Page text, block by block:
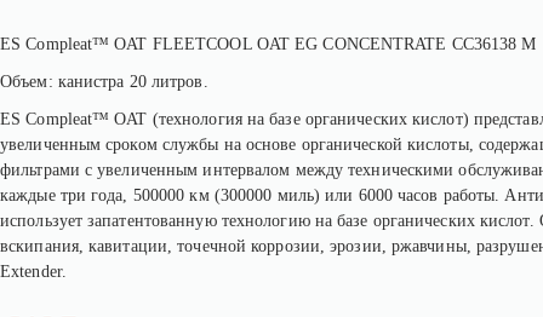
ES Compleat™ OAT FLEETCOOL OAT EG CONCENTRATE CC36138 M
Объем: канистра 20 литров.
ES Compleat™ OAT (технология на базе органических кислот)
увеличенным сроком службы на основе органической кислоты,
фильтрами с увеличенным интервалом между техническими
каждые три года, 500000 км (300000 миль) или 6000 часов работы.
использует запатентованную технологию на базе органических
вскипания, кавитации, точечной коррозии, эрозии, ржавчины,
Extender.